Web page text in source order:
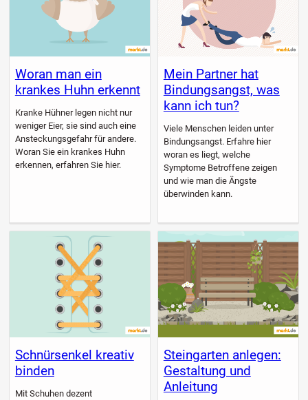
Woran man ein
krankes Huhn erkennt
Kranke Hühner legen nicht nur
weniger Eier, sie sind auch eine
Ansteckungsgefahr für andere.
Woran Sie ein krankes Huhn
erkennen, erfahren Sie hier.
Mein Partner hat
Bindungsangst, was
kann ich tun?
Viele Menschen leiden unter
Bindungsangst. Erfahre hier
woran es liegt, welche
Symptome Betroffene zeigen
und wie man die Ängste
überwinden kann.
Schnürsenkel kreativ
binden
Mit Schuhen dezent
Steingarten anlegen:
Gestaltung und
Anleitung